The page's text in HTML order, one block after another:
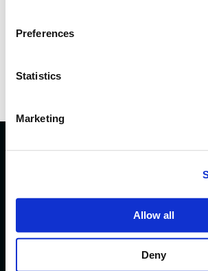
Preferences
Statistics
Marketing
Allow all
Deny